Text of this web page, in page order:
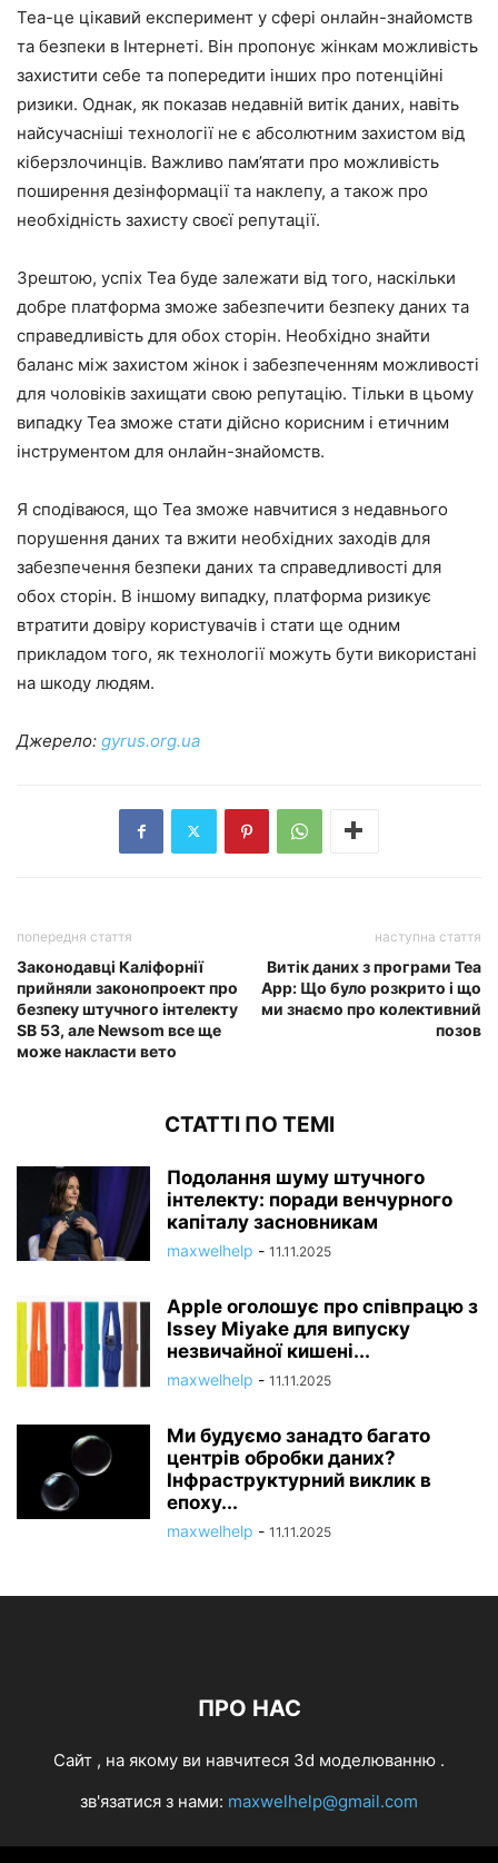
Tea-це цікавий експеримент у сфері онлайн-знайомств
та безпеки в Інтернеті. Він пропонує жінкам можливість
захистити себе та попередити інших про потенційні
ризики. Однак, як показав недавній витік даних, навіть
найсучасніші технології не є абсолютним захистом від
кіберзлочинців. Важливо пам’ятати про можливість
поширення дезінформації та наклепу, а також про
необхідність захисту своєї репутації.
Зрештою, успіх Tea буде залежати від того, наскільки
добре платформа зможе забезпечити безпеку даних та
справедливість для обох сторін. Необхідно знайти
баланс між захистом жінок і забезпеченням можливості
для чоловіків захищати свою репутацію. Тільки в цьому
випадку Tea зможе стати дійсно корисним і етичним
інструментом для онлайн-знайомств.
Я сподіваюся, що Tea зможе навчитися з недавнього
порушення даних та вжити необхідних заходів для
забезпечення безпеки даних та справедливості для
обох сторін. В іншому випадку, платформа ризикує
втратити довіру користувачів і стати ще одним
прикладом того, як технології можуть бути використані
на шкоду людям.
Джерело: gyrus.org.ua
попередня стаття
Законодавці Каліфорнії
прийняли законопроект про
безпеку штучного інтелекту
SB 53, але Newsom все ще
може накласти вето
наступна стаття
Витік даних з програми Tea
App: Що було розкрито і що
ми знаємо про колективний
позов
СТАТТІ ПО ТЕМІ
Подолання шуму штучного
інтелекту: поради венчурного
капіталу засновникам
maxwelhelp - 11.11.2025
Apple оголошує про співпрацю з
Issey Miyake для випуску
незвичайної кишені...
maxwelhelp - 11.11.2025
Ми будуємо занадто багато
центрів обробки даних?
Інфраструктурний виклик в
епоху...
maxwelhelp - 11.11.2025
ПРО НАС
Cайт , на якому ви навчитеся 3d моделюванню .
зв'язатися з нами: maxwelhelp@gmail.com